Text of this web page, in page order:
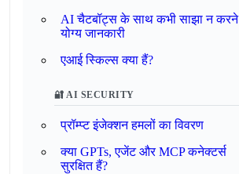
AI चैटबॉट्स के साथ कभी साझा न करने
योग्य जानकारी
एआई स्किल्स क्या हैं?
🔐 AI SECURITY
प्रॉम्प्ट इंजेक्शन हमलों का विवरण
क्या GPTs, एजेंट और MCP कनेक्टर्स
सुरक्षित हैं?